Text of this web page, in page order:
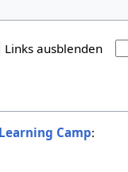
Links ausblenden
Camp: